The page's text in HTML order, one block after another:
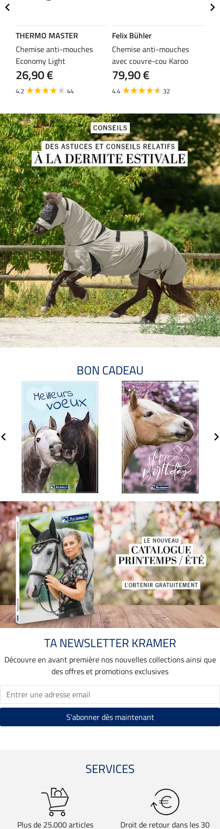
THERMO MASTER
Chemise anti-mouches
Economy Light
26,90 €
4.2 44
Felix Bühler
Chemise anti-mouches
avec couvre-cou Karoo
79,90 €
4.4 32
BON CADEAU
TA NEWSLETTER KRAMER
Découvre en avant première nos nouvelles collections ainsi que
des offres et promotions exclusives
SERVICES
Plus de 25.000 articles
Droit de retour dans les 30